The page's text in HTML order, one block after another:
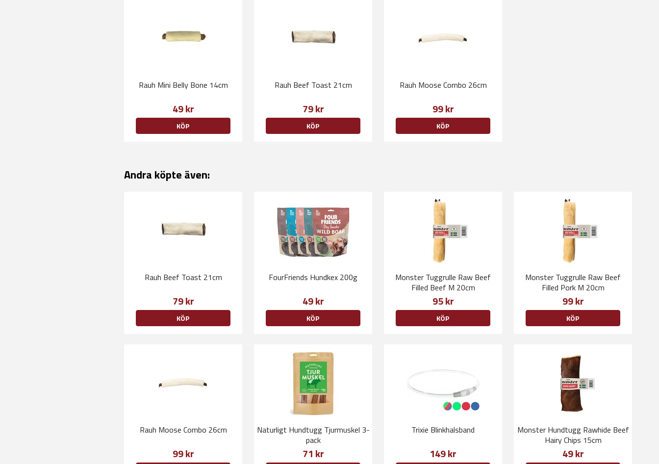
Rauh Mini Belly Bone 14cm
49 kr
KÖP
Rauh Beef Toast 21cm
79 kr
KÖP
Rauh Moose Combo 26cm
99 kr
KÖP
Andra köpte även:
Rauh Beef Toast 21cm
79 kr
KÖP
FourFriends Hundkex 200g
49 kr
KÖP
Monster Tuggrulle Raw Beef
Filled Beef M 20cm
95 kr
KÖP
Monster Tuggrulle Raw Beef
Filled Pork M 20cm
99 kr
KÖP
Rauh Moose Combo 26cm
99 kr
Naturligt Hundtugg Tjurmuskel 3-
pack
71 kr
Trixie Blinkhalsband
149 kr
Monster Hundtugg Rawhide Beef
Hairy Chips 15cm
49 kr